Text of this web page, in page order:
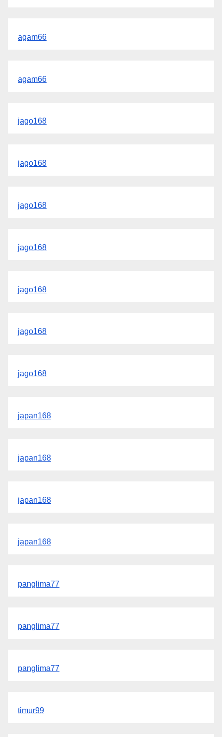
agam66
agam66
jago168
jago168
jago168
jago168
jago168
jago168
jago168
japan168
japan168
japan168
japan168
panglima77
panglima77
panglima77
timur99